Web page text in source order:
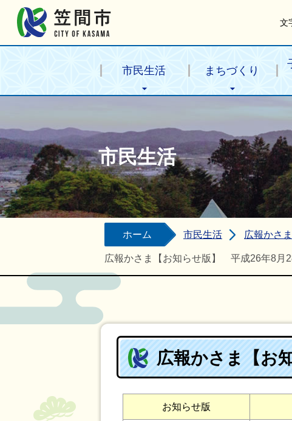
文
市民生活 まちづくり
市民生活
ホーム 市民生活 広報かさ
広報かさま【お知らせ版】 平成26年8月
広報かさま【お
お知らせ版